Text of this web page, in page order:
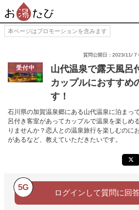
本ページはプロモーションを含みます
質問公開日：2023/11/ 7
受付中
山代温泉で露天風呂
カップルにおすすめ
す！
石川県の加賀温泉郷にある山代温泉に泊まっ
呂付き客室があってカップルで温泉を楽しめ
りませんか？恋人との温泉旅行を楽しむのに
があるなど、教えていただきたいです。
5G
ログインして質問に回